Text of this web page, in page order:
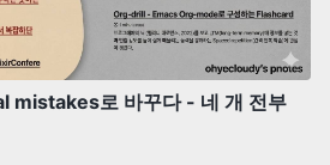
mistakes로 바꾸다 - 네 개 전부